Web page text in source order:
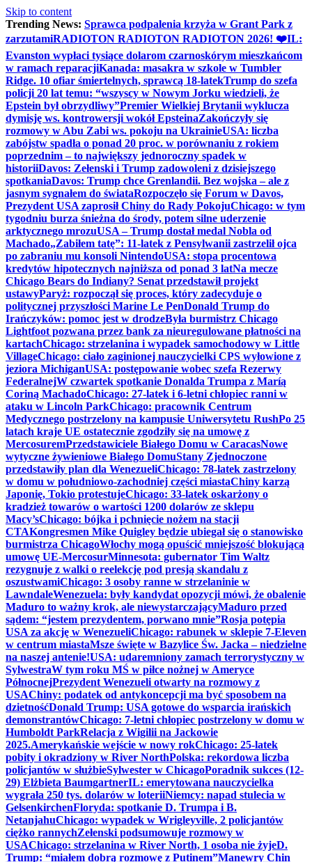
Skip to content
Trending News: Sprawca podpalenia krzyża w Grant Park z
zarzutamiRADIOTON RADIOTON RADIOTON 2026! ❤️IL:
Evanston wypłaci tysiące dolarom czarnoskórym mieszkańcom
w ramach reparacjiKanada: masakra w szkole w Tumbler
Ridge. 10 ofiar śmiertelnych, sprawcą 18-latekTrump do szefa
policji 20 lat temu: “wszyscy w Nowym Jorku wiedzieli, że
Epstein był obrzydliwy”Premier Wielkiej Brytanii wyklucza
dymisję ws. kontrowersji wokół EpsteinaZakończyły się
rozmowy w Abu Zabi ws. pokoju na UkrainieUSA: liczba
zabójstw spadła o ponad 20 proc. w porównaniu z rokiem
poprzednim – to największy jednoroczny spadek w
historiiDavos: Zełenski i Trump zadowoleni z dzisiejszego
spotkaniaDavos: Trump chce Grenlandii. Bez wojska – ale z
jasnym sygnałem do świataRozpoczęło się Forum w Davos,
Prezydent USA zaprosił Chiny do Rady PokojuChicago: w tym
tygodniu burza śnieżna do środy, potem silne uderzenie
arktycznego mrozuUSA – Trump dostał medal Nobla od
Machado„Zabiłem tatę”: 11-latek z Pensylwanii zastrzelił ojca
po zabraniu mu konsoli NintendoUSA: stopa procentowa
kredytów hipotecznych najniższa od ponad 3 latNa mecze
Chicago Bears do Indiany? Senat przedstawił projekt
ustawyParyż: rozpoczął się proces, który zadecyduje o
politycznej przyszłości Marine Le PenDonald Trump do
Irańczyków: pomoc jest w drodzeByła burmistrz Chicago
Lightfoot pozwana przez bank za nieuregulowane płatności na
kartachChicago: strzelanina i wypadek samochodowy w Little
VillageChicago: ciało zaginionej nauczycielki CPS wyłowione z
jeziora MichiganUSA: postępowanie wobec szefa Rezerwy
FederalnejW czwartek spotkanie Donalda Trumpa z Maríą
Coriną MachadoChicago: 27-latek i 6-letni chłopiec ranni w
ataku w Lincoln ParkChicago: pracownik Centrum
Medycznego postrzelony na kampusie Uniwersytetu RushPo 25
latach kraje UE ostatecznie zgodziły się na umowę z
MercosuremPrzedstawiciele Białego Domu w CaracasNowe
wytyczne żywieniowe Białego DomuStany Zjednoczone
przedstawiły plan dla WenezueliChicago: 78-latek zastrzelony
w domu w południowo-zachodniej części miastaChiny karzą
Japonię, Tokio protestujeChicago: 33-latek oskarżony o
kradzież towarów o wartości 1200 dolarów ze sklepu
Macy’sChicago: bójka i pchnięcie nożem na stacji
CTAKongresmen Mike Quigley będzie ubiegał się o stanowisko
burmistrza ChicagoWłochy mogą opuścić mniejszość blokującą
umowę UE-MercosurMinnesota: gubernator Tim Waltz
rezygnuje z walki o reelekcję pod presją skandalu z
oszustwamiChicago: 3 osoby ranne w strzelaninie w
LawndaleWenezuela: były kandydat opozycji mówi, że obalenie
Maduro to ważny krok, ale niewystarczającyMaduro przed
sądem: “jestem prezydentem, porwano mnie”Rosja potępia
USA za akcję w WenezueliChicago: rabunek w sklepie 7-Eleven
w centrum miastaMsze święte w Bazylice Św. Jacka – niedzielne
na naszej antenie!USA: udaremniony zamach terrorystyczny w
SylwestraW tym roku MŚ w piłce nożnej w Ameryce
PółnocnejPrezydent Wenezueli otwarty na rozmowy z
USAChiny: podatek od antykoncepcji ma być sposobem na
dzietnośćDonald Trump: USA gotowe do wsparcia irańskich
demonstrantówChicago: 7-letni chłopiec postrzelony w domu w
Humboldt ParkRelacja z Wigilii na Jackowie
2025.Amerykańskie wejście w nowy rokChicago: 25-latek
pobity i okradziony w River NorthPolska: rekordowa liczba
policjantów w służbieSylwester w ChicagoPoradnik sukces (12-
29) Elżbieta BaumgartnerIL: emerytowana nauczycielka
wygrała 250 tys. dolarów w loteriiNiemcy: napad stulecia w
GelsenkirchenFloryda: spotkanie D. Trumpa i B.
NetanjahuChicago: wypadek w Wrigleyville, 2 policjantów
ciężko rannychZełenski podsumowuje rozmowy w
USAChicago: strzelanina w River North, 1 osoba nie żyjeD.
Trump: “miałem dobrą rozmowę z Putinem”Manewry Chin